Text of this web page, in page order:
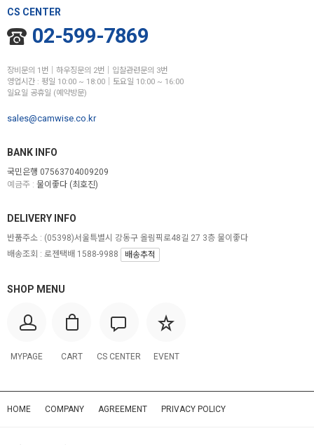
CS CENTER
02-599-7869
장비문의 1번│하우징문의 2번│입찰관련문의 3번
영업시간 : 평일 10:00 ~ 18:00│토요일 10:00 ~ 16:00
일요일 공휴일 (예약방문)
sales@camwise.co.kr
BANK INFO
국민은행 07563704009209
예금주 : 물이좋다 (최호진)
SHOP MENU
MYPAGE CART CS CENTER EVENT
DELIVERY INFO
반품주소 : (05398)서울특별시 강동구 올림픽로48길 27 3층 물이좋다
배송조회 : 로젠택배 1588-9988
배송추적
HOME COMPANY AGREEMENT PRIVACY POLICY